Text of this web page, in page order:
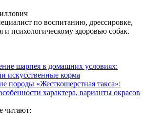
по воспитанию, дрессировке,
и психологическому здоровью собак.
шарпея в домашних условиях:
искусственные корма
породы «Жесткошерстная такса»:
характера, варианты окрасов
читают: